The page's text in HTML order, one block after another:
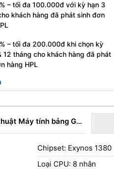
– tối đa 100.000đ với kỳ hạn 3
khách hàng đã phát sinh đơn
– tối đa 200.000đ khi chọn kỳ
12 tháng cho khách hàng đã phát
hàng HPL
Thông số kỹ thuật Máy tính bảng Galaxy Tab S9 FE Wifi
Chipset: Exynos 1380
Loại CPU: 8 nhân